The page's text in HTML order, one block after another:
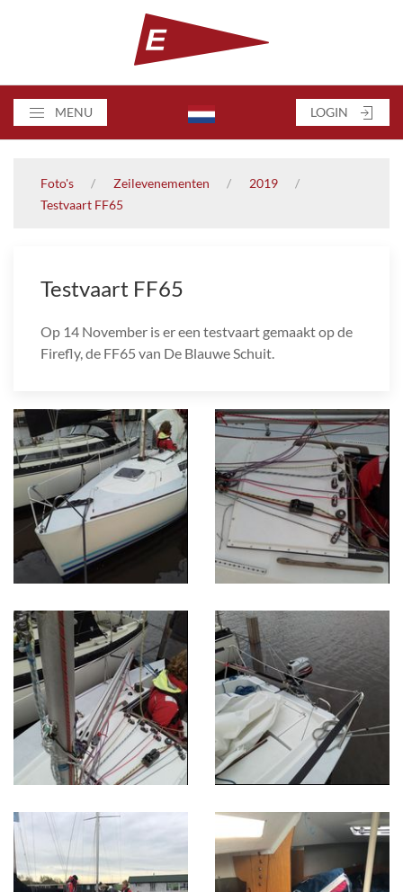
MENU LOGIN
Foto's Zeilevenementen
2019
Testvaart FF65
Testvaart FF65
Op 14 November is er een testvaart gemaakt op de
Firefly, de FF65 van De Blauwe Schuit.